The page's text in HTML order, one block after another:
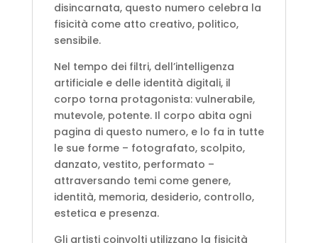
disincarnata, questo numero celebra la
fisicità come atto creativo, politico,
sensibile.
Nel tempo dei filtri, dell’intelligenza
artificiale e delle identità digitali, il
corpo torna protagonista: vulnerabile,
mutevole, potente. Il corpo abita ogni
pagina di questo numero, e lo fa in tutte
le sue forme – fotografato, scolpito,
danzato, vestito, performato –
attraversando temi come genere,
identità, memoria, desiderio, controllo,
estetica e presenza.
Gli artisti coinvolti utilizzano la fisicità